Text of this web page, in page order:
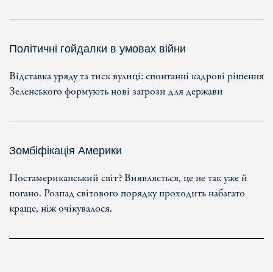
Політичні гойдалки в умовах війни
Відставка уряду та тиск вулиці: спонтанні кадрові рішення
Зеленського формують нові загрози для держави
Зомбіфікація Америки
Постамериканський світ? Виявляється, це не так уже й
погано. Розпад світового порядку проходить набагато
краще, ніж очікувалося.